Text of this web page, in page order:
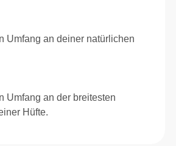
Umfang an deiner natürlichen
Umfang an der breitesten
Hüfte.